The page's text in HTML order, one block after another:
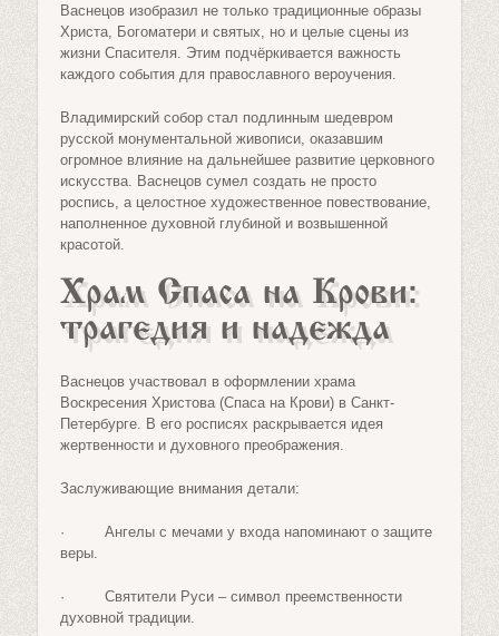
Васнецов изобразил не только традиционные образы
Христа, Богоматери и святых, но и целые сцены из
жизни Спасителя. Этим подчёркивается важность
каждого события для православного вероучения.
Владимирский собор стал подлинным шедевром
русской монументальной живописи, оказавшим
огромное влияние на дальнейшее развитие церковного
искусства. Васнецов сумел создать не просто
роспись, а целостное художественное повествование,
наполненное духовной глубиной и возвышенной
красотой.
Храм Спаса на Крови:
трагедия и надежда
Васнецов участвовал в оформлении храма
Воскресения Христова (Спаса на Крови) в Санкт-
Петербурге. В его росписях раскрывается идея
жертвенности и духовного преображения.
Заслуживающие внимания детали:
· Ангелы с мечами у входа напоминают о защите
веры.
· Святители Руси – символ преемственности
духовной традиции.